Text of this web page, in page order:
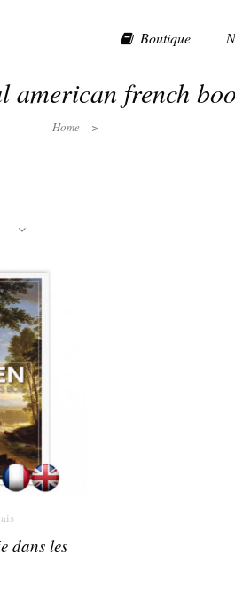
Boutique
american french
Home >
dans les